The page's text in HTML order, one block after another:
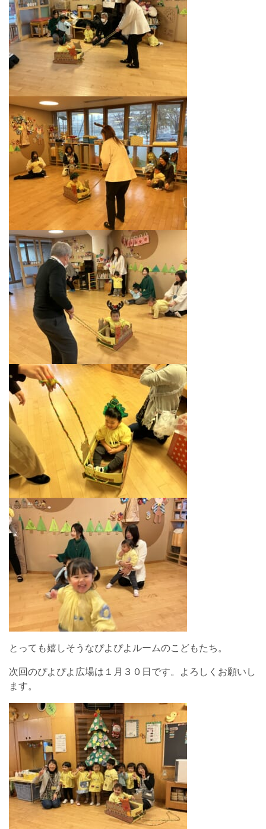
とっても嬉しそうなぴよぴよルームのこどもたち。
次回のぴよぴよ広場は１月３０日です。よろしくお願いし
ます。